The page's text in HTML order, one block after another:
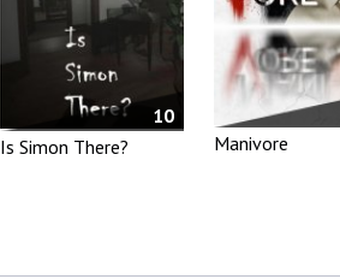
10
Is Simon There?
Manivore